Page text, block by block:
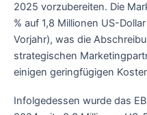
2025 vorzubereiten. Die
% auf 1,8 Millionen US-
Vorjahr), was die
strategischen
einigen geringfügigen
Infolgedessen wurde das